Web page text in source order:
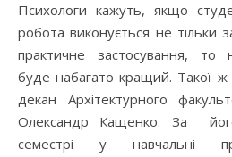
Психологи кажуть, якщо студент відчуває, що його
робота виконується не тільки
практичне застосування, то
буде набагато кращий. Такої ж
декан Архітектурного
Олександр Кащенко. За
семестрі у навчальні